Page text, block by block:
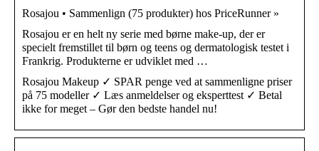
Rosajou • Sammenlign (75 produkter) hos PriceRunner »
Rosajou er en helt ny serie med børne make-up, der er
specielt fremstillet til børn og teens og dermatologisk testet i
Frankrig. Produkterne er udviklet med …
Rosajou Makeup ✓ SPAR penge ved at sammenligne priser
på 75 modeller ✓ Læs anmeldelser og eksperttest ✓ Betal
ikke for meget – Gør den bedste handel nu!